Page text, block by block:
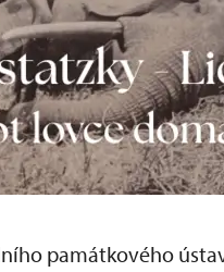
památkového